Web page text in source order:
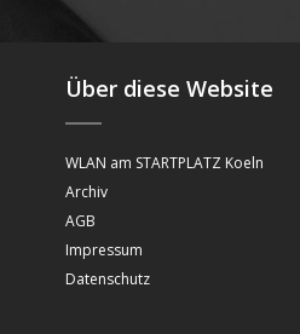
Über diese Website
WLAN am STARTPLATZ Koeln
Archiv
AGB
Impressum
Datenschutz